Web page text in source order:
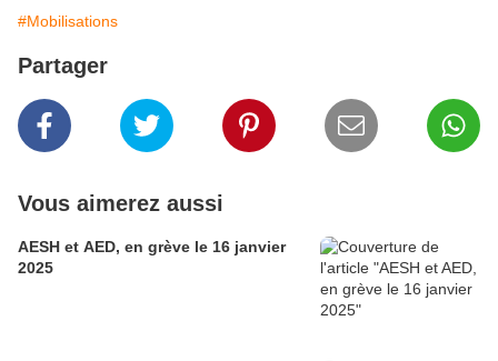
#Mobilisations
Partager
Vous aimerez aussi
AESH et AED, en grève le 16 janvier
2025